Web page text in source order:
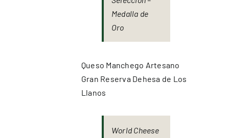
Medalla de
Oro
Queso Manchego Artesano
Gran Reserva Dehesa de Los
Llanos
World Cheese